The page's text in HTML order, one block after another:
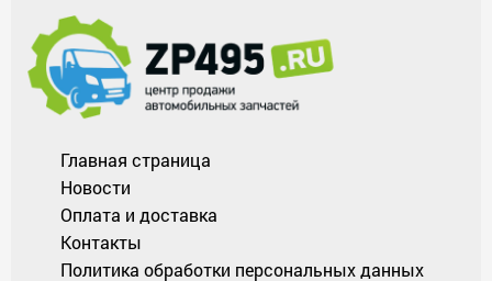
Главная страница
Новости
Оплата и доставка
Контакты
Политика обработки персональных данных